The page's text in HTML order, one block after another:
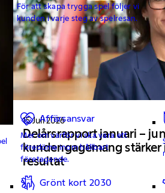
För att skapa trygga spel följer vi
kunden i varje steg av spelresan.
Affärsansvar
Mer om varför vi ska vara ett
föredöme inom hållbart
företagande.
Grönt kort 2030
15 Juli 2026
Delårsrapport januari –
kundengagemang
resultat